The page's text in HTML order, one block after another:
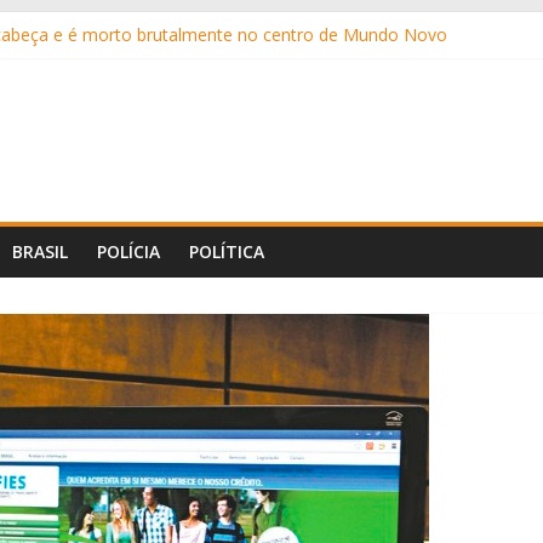
e é morto brutalmente no centro de Mundo Novo
anos após enganar pastelaria com Pix falso por sete meses
Caseiro apresenta projeto que institui a “Tornozeleira Rosa”
BRASIL POLÍCIA POLÍTICA